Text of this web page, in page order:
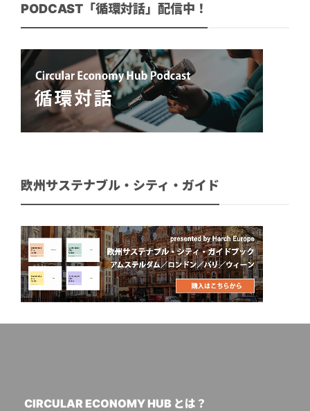
PODCAST「循環対話」配信中！
欧州サステナブル・シティ・ガイド
CIRCULAR ECONOMY HUB とは？